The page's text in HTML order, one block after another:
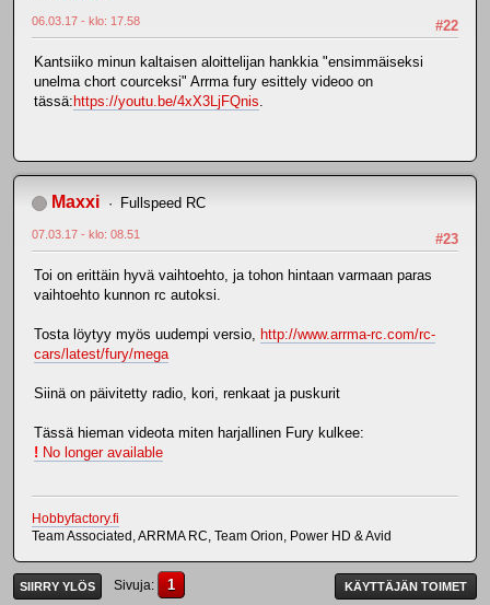
#22
06.03.17 - klo: 17.58
Kantsiiko minun kaltaisen aloittelijan hankkia "ensimmäiseksi
unelma chort courceksi" Arrma fury esittely videoo on
tässä: https://youtu.be/4xX3LjFQnis.
Maxxi Fullspeed RC
#23
07.03.17 - klo: 08.51
Toi on erittäin hyvä vaihtoehto, ja tohon hintaan varmaan paras
vaihtoehto kunnon rc autoksi.
Tosta löytyy myös uudempi versio, http://www.arrma-rc.com/rc-
cars/latest/fury/mega
Siinä on päivitetty radio, kori, renkaat ja puskurit
Tässä hieman videota miten harjallinen Fury kulkee:
! No longer available
Hobbyfactory.fi
Team Associated, ARRMA RC, Team Orion, Power HD & Avid
SIIRRY YLÖS Sivuja 1 KÄYTTÄJÄN TOIMET